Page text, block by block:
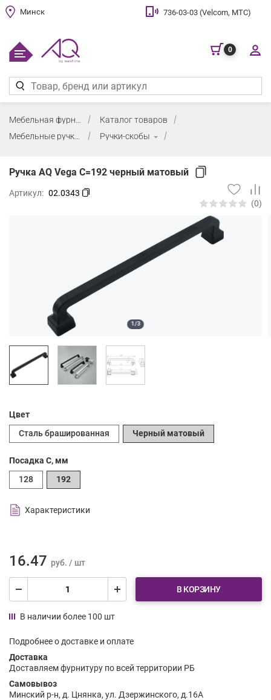
Минск 736-03-03 (Velcom, МТС)
0
Каталог товаров
Мебельные ручки
Ручки-скобы
Ручка AQ Vega С=192 черный матовый
Артикул: 02.0343
(0)
1/3
Цвет
Сталь брашированная
Черный матовый
Посадка C, мм
128
192
Характеристики
16.47 руб. / шт
В КОРЗИНУ
В наличии более 100 шт
Подробнее о доставке и оплате
Доставка
Доставляем фурнитуру по всей территории РБ
Самовывоз
Минский р-н, д. Цнянка, ул. Дзержинского, д.16А